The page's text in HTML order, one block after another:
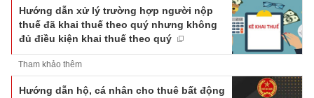
Hướng dẫn xử lý trường hợp người nộp
thuế đã khai thuế theo quý nhưng không
đủ điều kiện khai thuế theo quý
Tham khảo thêm
Hướng dẫn hộ, cá nhân cho thuê bất động